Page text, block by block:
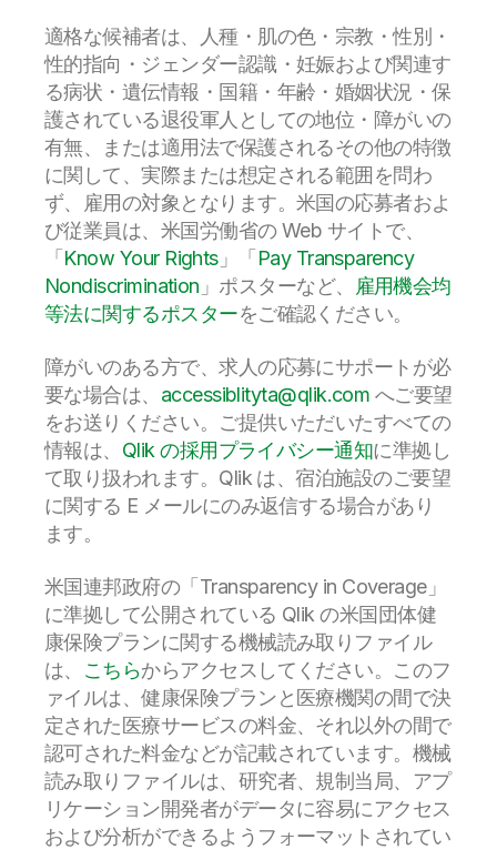
適格な候補者は、人種・肌の色・宗教・性別・
性的指向・ジェンダー認識・妊娠および関連す
る病状・遺伝情報・国籍・年齢・婚姻状況・保
護されている退役軍人としての地位・障がいの
有無、または適用法で保護されるその他の特徴
に関して、実際または想定される範囲を問わ
ず、雇用の対象となります。米国の応募者およ
び従業員は、米国労働省の Web サイトで、
「 Know Your Rights」「 Pay Transparency
Nondiscrimination 」ポスターなど、
雇用機会均
等法に関するポスターをご確認ください。
障がいのある方で、求人の応募にサポートが必
要な場合は、 accessiblityta@qlik.com へご要望
をお送りください。ご提供いただいたすべての
情報は、 Qlik の採用プライバシー通知に準拠し
て取り扱われます。Qlik は、宿泊施設のご要望
に関する E メールにのみ返信する場合があり
ます。
米国連邦政府の「Transparency in Coverage」
に準拠して公開されている Qlik の米国団体健
康保険プランに関する機械読み取りファイル
は、 こちらからアクセスしてください。このフ
ァイルは、健康保険プランと医療機関の間で決
定された医療サービスの料金、それ以外の間で
認可された料金などが記載されています。機械
読み取りファイルは、研究者、規制当局、アプ
リケーション開発者がデータに容易にアクセス
および分析ができるようフォーマットされてい